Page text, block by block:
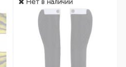
Нет в наличии